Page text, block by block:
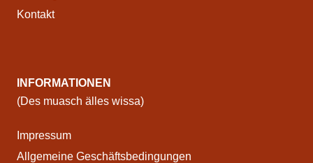
Kontakt
INFORMATIONEN
(Des muasch älles wissa)
Impressum
Allgemeine Geschäftsbedingungen